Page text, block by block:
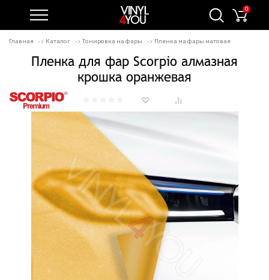
0
Главная Каталог Тонировка на фары Пленка на фары матовая
Пленка для фар Scorpio алмазная
крошка оранжевая